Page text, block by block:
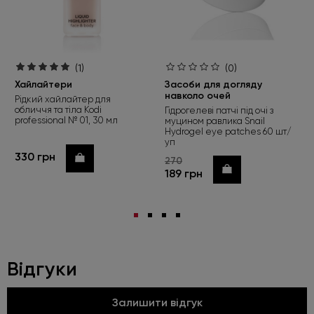
(1)
Хайлайтери
Рідкий хайлайтер для
обличчя та тіла Kodi
professional № 01, 30 мл
330 грн Купити
(0)
Засоби для догляду
навколо очей
Гідрогелеві патчі під очі з
муцином равлика Snail
Hydrogel eye patches 60 шт/
уп
270
189 грн Купити
Відгуки
Залишити відгук